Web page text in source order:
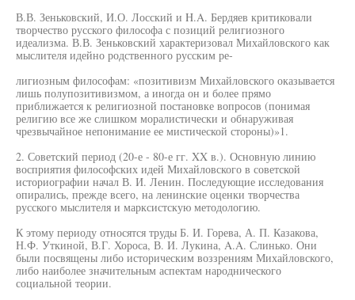
В.В. Зеньковский, И.О. Лосский и H.A. Бердяев критиковали
творчество русского философа с позиций религиозного
идеализма. В.В. Зеньковский характеризовал Михайловского как
мыслителя идейно родственного русским ре-
лигиозным философам: «позитивизм Михайловского оказывается
лишь полупозитивизмом, а иногда он и более прямо
приближается к религиозной постановке вопросов (понимая
религию все же слишком моралистически и обнаруживая
чрезвычайное непонимание ее мистической стороны)»1.
2. Советский период (20-е - 80-е гг. XX в.). Основную линию
восприятия философских идей Михайловского в советской
историографии начал В. И. Ленин. Последующие исследования
опирались, прежде всего, на ленинские оценки творчества
русского мыслителя и марксистскую методологию.
К этому периоду относятся труды Б. И. Горева, А. П. Казакова,
Н.Ф. Уткиной, В.Г. Хороса, В. И. Лукина, A.A. Слинько. Они
были посвящены либо историческим воззрениям Михайловского,
либо наиболее значительным аспектам народнического
социальной теории.